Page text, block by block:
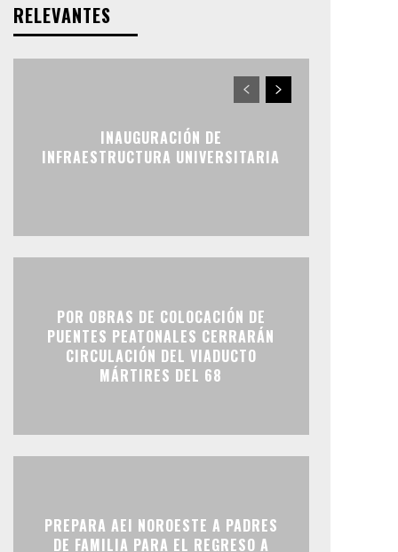
RELEVANTES
INAUGURACIÓN DE
INFRAESTRUCTURA UNIVERSITARIA
POR OBRAS DE COLOCACIÓN DE
PUENTES PEATONALES CERRARÁN
CIRCULACIÓN DEL VIADUCTO
MÁRTIRES DEL 68
PREPARA AEI NOROESTE A PADRES
DE FAMILIA PARA EL REGRESO A